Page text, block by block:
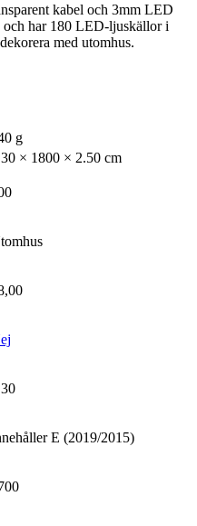
kabel och 3mm LED
och har 180 LED-ljuskällor i
med utomhus.
g
× 1800 × 2.50 cm
E (2019/2015)